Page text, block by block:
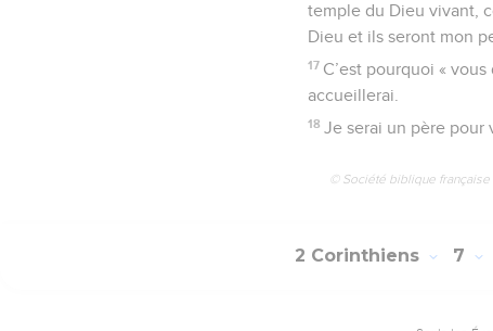
temple du Dieu vivant,
Dieu et ils seront mon
17 C’est pourquoi «
accueillerai.
18 Je serai un père pour
© Société biblique
2 Corinthiens 7